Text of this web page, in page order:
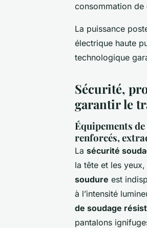
consommation de
La puissance
électrique haute
technologique
Sécurité,
garantir le
Équipements
renforcés,
La sécurité
la tête et les yeux,
soudure est
à l’intensité
de soudage
pantalons